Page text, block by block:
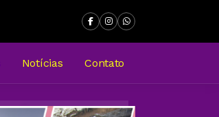
Notícias Contato